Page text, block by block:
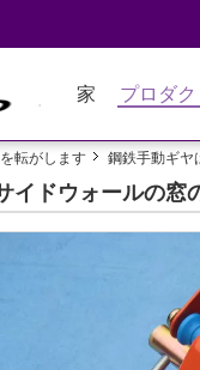
家 プロダク
転がします 鋼鉄手動ギヤ
イドウォールの窓